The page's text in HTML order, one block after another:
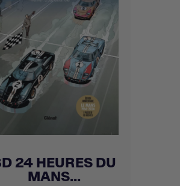
Achat express
24 HEURES DU
MANS...